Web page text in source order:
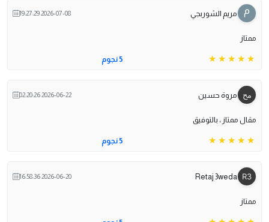
مريم الشوربجي 2026-07-08 19:27:29
ممتاز
5 نجوم
مروة حسين 2026-06-22 02:20:26
مقال ممتاز ، بالتوفيق
5 نجوم
Retaj 3weda
2026-06-20 16:58:36
ممتاز